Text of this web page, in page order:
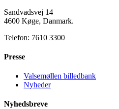
Sandvadsvej 14
4600 Køge, Danmark.
Telefon: 7610 3300
Presse
Valsemøllen billedbank
Nyheder
Nyhedsbreve